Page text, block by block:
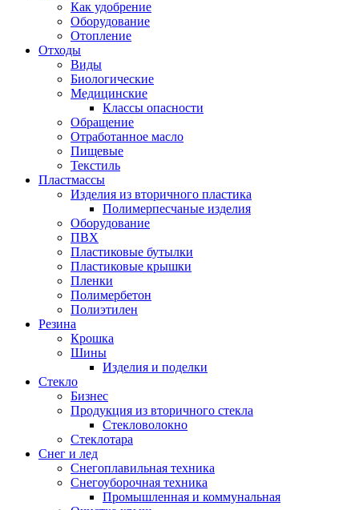
Как удобрение
Оборудование
Отопление
Отходы
Виды
Биологические
Медицинские
Классы опасности
Обращение
Отработанное масло
Пищевые
Текстиль
Пластмассы
Изделия из вторичного пластика
Полимерпесчаные изделия
Оборудование
ПВХ
Пластиковые бутылки
Пластиковые крышки
Пленки
Полимербетон
Полиэтилен
Резина
Крошка
Шины
Изделия и поделки
Стекло
Бизнес
Продукция из вторичного стекла
Стекловолокно
Стеклотара
Снег и лед
Снегоплавильная техника
Снегоуборочная техника
Промышленная и коммунальная